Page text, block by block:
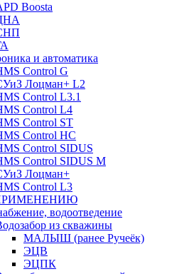
Boosta
и автоматика
Control G
Лоцман+ L2
Control L3.1
Control L4
Control ST
Control HC
Control SIDUS
Control SIDUS M
Лоцман+
Control L3
ПРИМЕНЕНИЮ
водоотведение
из скважины
МАЛЫШ (ранее Ручеёк)
ЭЦВ
ЭЦПК